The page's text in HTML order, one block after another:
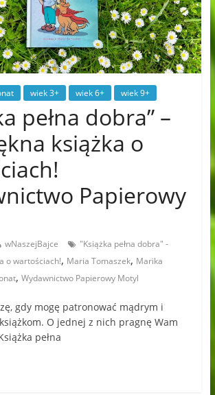
wiek 3+ wiek 6+ wiek 9+
pełna dobra” –
książka o
Papierowy
wNaszejBajce
"Książka pełna dobra" -
o wartościach!, Maria Tomaszek, Marika
, Wydawnictwo Papierowy Motyl
gdy mogę patronować mądrym i
O jednej z nich pragnę Wam
pełna